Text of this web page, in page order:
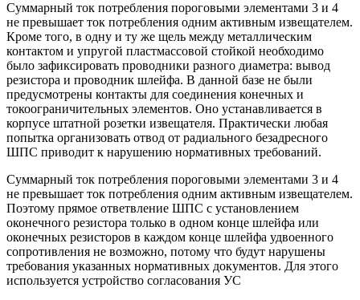
Суммарный ток потребления пороговыми элементами 3 и 4
не превышает ток потребления одним активным извещателем.
Кроме того, в одну и ту же щель между металлическим
контактом и упругой пластмассовой стойкой необходимо
было зафиксировать проводники разного диаметра: вывод
резистора и проводник шлейфа. В данной базе не были
предусмотрены контакты для соединения конечных и
токоограничительных элементов. Оно устанавливается в
корпусе штатной розетки извещателя. Практически любая
попытка организовать отвод от радиального безадресного
ШПС приводит к нарушению нормативных требований.
Суммарный ток потребления пороговыми элементами 3 и 4
не превышает ток потребления одним активным извещателем.
Поэтому прямое ответвление ШПС с установлением
оконечного резистора только в одном конце шлейфа или
оконечных резисторов в каждом конце шлейфа удвоенного
сопротивления не возможно, потому что будут нарушены
требования указанных нормативных документов. Для этого
используется устройство согласования УС